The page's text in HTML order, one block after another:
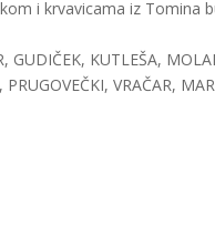
i krvavicama iz Tomina
GUDIČEK, KUTLEŠA,
VRAČAR,